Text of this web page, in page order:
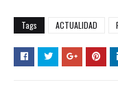
Tags ACTUALIDAD